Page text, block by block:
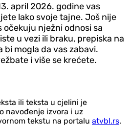
april 2026. godine vas
lako svoje tajne. Još nije
nježni odnosi sa
u vezi ili braku, prepiska na
mogla da vas zabavi.
i više se krećete.
ili teksta u cjelini je
navođenje izvora i uz
tekstu na portalu atvbl.rs.